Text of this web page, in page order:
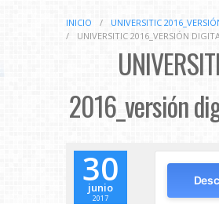
INICIO /
UNIVERSITIC
/
UNIVERSITIC 2016_VERSIÓN
2016_versión
30
junio
2017